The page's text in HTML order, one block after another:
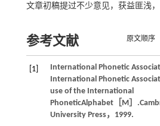
文章初稿提过不少意见，获益匪浅，
参考文献 原文顺序
[1]
International Phonetic
International Phonetic
use of the International
PhoneticAlphabet［M］
University Press，1999.